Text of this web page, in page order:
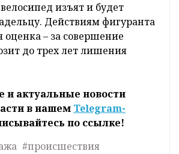
изъят и будет
Действиям фигуранта
оценка – за совершение
до трех лет лишения
и актуальные новости
в нашем Telegram-
по ссылке!
#происшествия